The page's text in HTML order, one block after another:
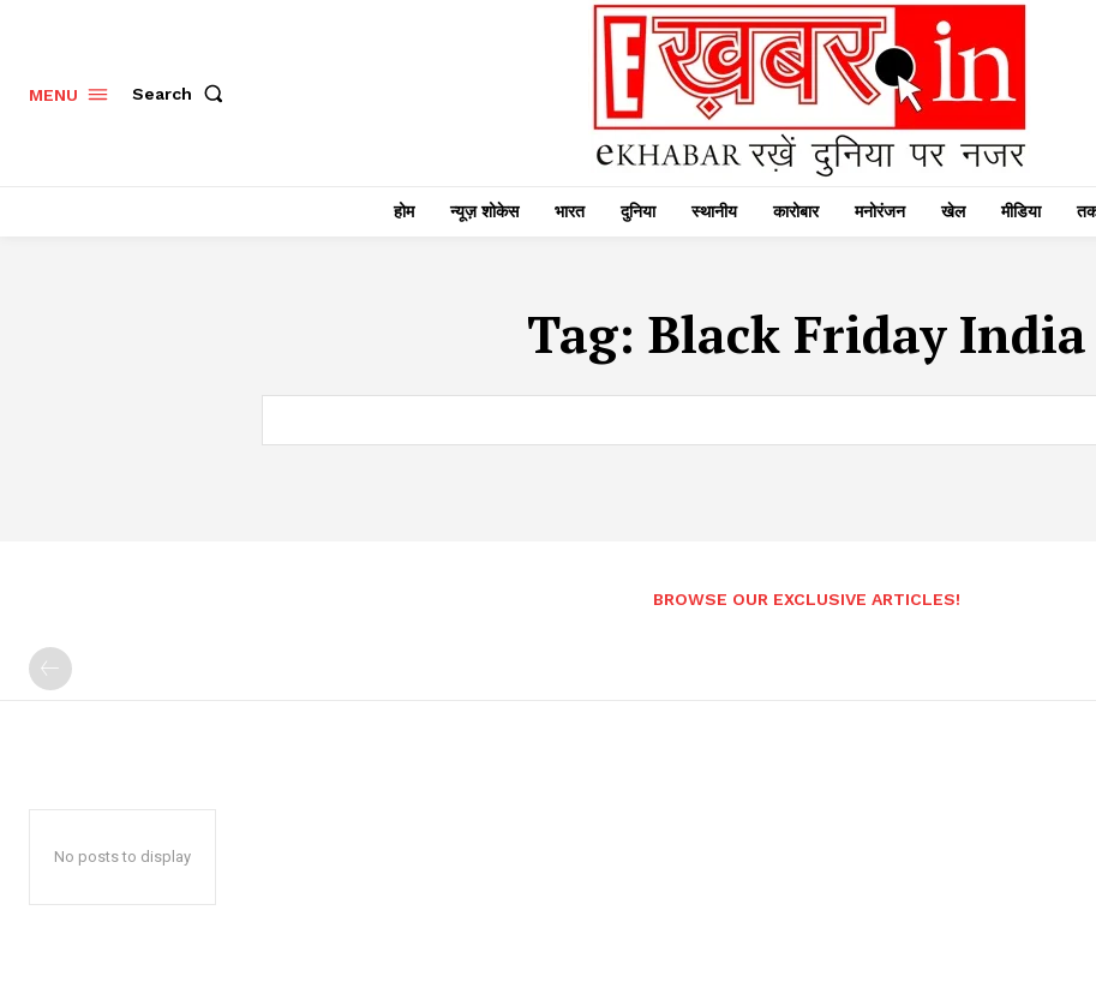
MENU Search
होम न्यूज़ शोकेस भारत दुनिया स्थानीय कारोबार मनोरंजन खेल मीडिया
Tag: Black Friday India
BROWSE OUR EXCLUSIVE ARTICLES!
No posts to display